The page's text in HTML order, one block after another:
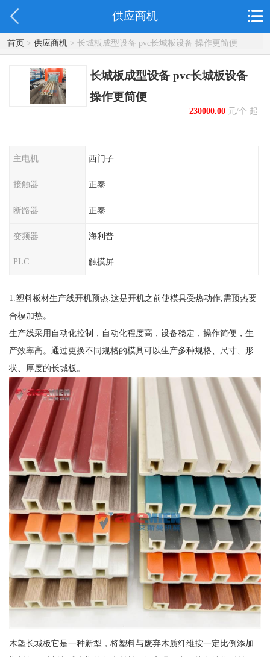
供应商机
首页> 供应商机> 长城板成型设备 pvc长城板设备 操作更简便
长城板成型设备 pvc长城板设备
操作更简便
230000.00元/个 起
主电机 西门子
接触器 正泰
断路器 正泰
变频器 海利普
PLC 触摸屏
1.塑料板材生产线开机预热:这是开机之前使模具受热动作,需预热要
合模加热。
生产线采用自动化控制，自动化程度高，设备稳定，操作简便，生
产效率高。通过更换不同规格的模具可以生产多种规格、尺寸、形
状、厚度的长城板。
木塑长城板它是一种新型，将塑料与废弃木质纤维按一定比例添加